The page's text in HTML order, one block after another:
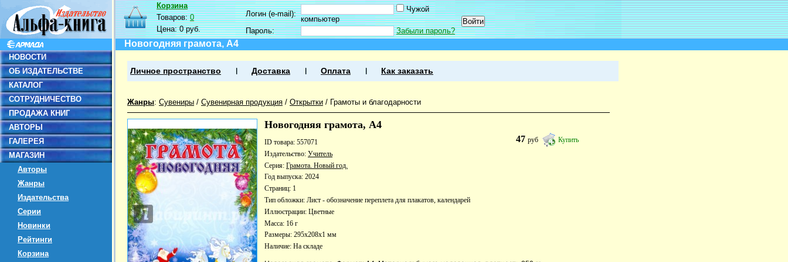
НОВОСТИ
ОБ ИЗДАТЕЛЬСТВЕ
КАТАЛОГ
СОТРУДНИЧЕСТВО
ПРОДАЖА КНИГ
АВТОРЫ
ГАЛЕРЕЯ
МАГАЗИН
Авторы
Жанры
Издательства
Серии
Новинки
Рейтинги
Корзина
Корзина
Товаров:0
Цена:0 руб.
Логин (e-mail):
Чужой
компьютер
Пароль:
Забыли пароль?
Новогодняя грамота, А4
Личное пространство Доставка Оплата Как заказать
Жанры: Сувениры / Сувенирная продукция / Открытки / Грамоты и благодарности
Новогодняя грамота, А4
47руб Купить
ID товара: 557071
Издательство: Учитель
Серия: Грамота. Новый год.
Год выпуска: 2024
Страниц: 1
Тип обложки: Лист - обозначение переплета для плакатов, календарей
Иллюстрации: Цветные
Масса: 16 г
Размеры: 295x208x1 мм
Наличие: На складе